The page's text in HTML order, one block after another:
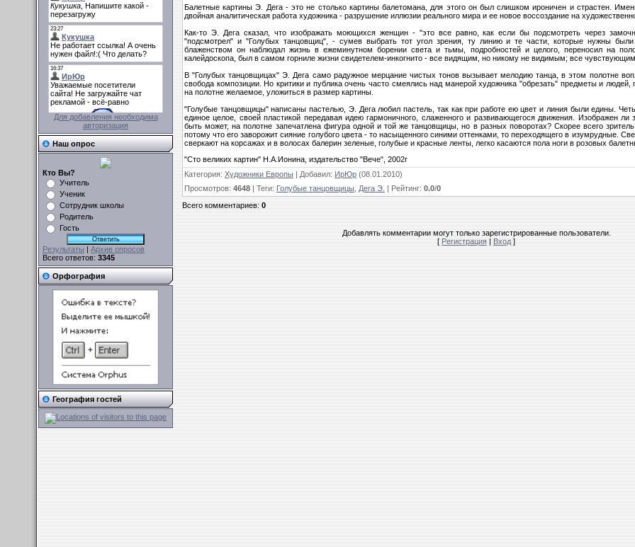
Для добавления необходима
авторизация
Наш опрос
Кто Вы?
Учитель
Ученик
Сотрудник школы
Родитель
Гость
Результаты | Архив опросов
Всего ответов: 3345
Орфография
География гостей
Балетные картины Э. Дега - это не столько картины балетомана, для этого он был слишком ироничен и страстен.
двойная аналитическая работа художника - разрушение иллюзии реального мира и ее новое воссоздание на
Как-то Э. Дега сказал, что изображать моющихся женщин - "это все равно, как если бы подсмотреть через
"подсмотрел" и "Голубых танцовщиц", - сумев выбрать тот угол зрения, ту линию и те части, которые нужны
блаженством он наблюдал жизнь в ежеминутном борении света и тьмы, подробностей и целого, переносил на
калейдоскопа, был в самом горниле жизни свидетелем-инкогнито - все видящим, но никому не видимым; все
В "Голубых танцовщицах" Э. Дега само радужное мерцание чистых тонов вызывает мелодию танца, в этом полотне
свобода композиции. Но критики и публика очень часто смеялись над манерой художника "обрезать" предметы и
на полотне желаемое, уложиться в размер картины.
"Голубые танцовщицы" написаны пастелью, Э. Дега любил пастель, так как при работе ею цвет и линия были едины.
единое целое, своей пластикой передавая идею гармоничного, слаженного и развивающегося движения. Изображен ли
быть может, на полотне запечатлена фигура одной и той же танцовщицы, но в разных поворотах? Скорее всего
потому что его заворожит сияние голубого цвета - то насыщенного синими оттенками, то переходящего в изумрудные.
сверкают на корсажах и в волосах балерин зеленые, голубые и красные ленты, легко касаются пола ноги в розовых
"Сто великих картин" Н.A.Иoнина, издательство "Вече", 2002г
Категория: Художники Европы | Добавил: ИрЮр (08.01.2010)
Просмотров: 4648 | Теги: Голубые танцовщицы Дега Э. | Рейтинг: 0.0/0
Всего комментариев:0
Добавлять комментарии могут только зарегистрированные пользователи.
[Регистрация|Вход]